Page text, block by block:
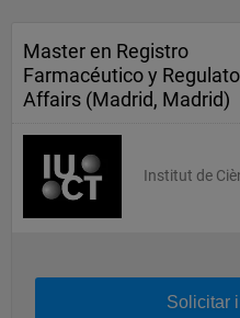
Master en Registro
Farmacéutico y
Affairs (Madrid, Madrid)
Institut de
Solicitar